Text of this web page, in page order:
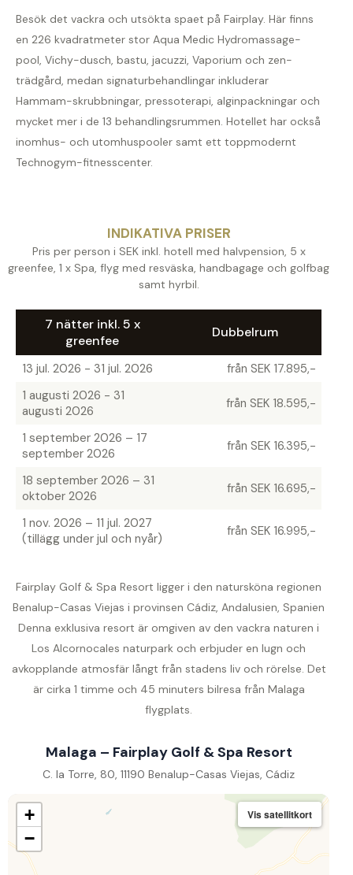
Besök det vackra och utsökta spaet på Fairplay. Här finns
en 226 kvadratmeter stor Aqua Medic Hydromassage-
pool, Vichy-dusch, bastu, jacuzzi, Vaporium och zen-
trädgård, medan signaturbehandlingar inkluderar
Hammam-skrubbningar, pressoterapi, alginpackningar och
mycket mer i de 13 behandlingsrummen. Hotellet har också
inomhus- och utomhuspooler samt ett toppmodernt
Technogym-fitnesscenter.
INDIKATIVA PRISER
Pris per person i SEK inkl. hotell med halvpension, 5 x
greenfee, 1 x Spa, flyg med resväska, handbagage och golfbag
samt hyrbil.
7 nätter inkl. 5 x
greenfee
Dubbelrum
13 jul. 2026 - 31 jul. 2026
från SEK 17.895,-
1 augusti 2026 - 31
augusti 2026
från SEK 18.595,-
1 september 2026 – 17
september 2026
från SEK 16.395,-
18 september 2026 – 31
oktober 2026
från SEK 16.695,-
1 nov. 2026 – 11 jul. 2027
(tillägg under jul och nyår)
från SEK 16.995,-
Fairplay Golf & Spa Resort ligger i den natursköna regionen
Benalup-Casas Viejas i provinsen Cádiz, Andalusien, Spanien
Denna exklusiva resort är omgiven av den vackra naturen i
Los Alcornocales naturpark och erbjuder en lugn och
avkopplande atmosfär långt från stadens liv och rörelse. Det
är cirka 1 timme och 45 minuters bilresa från Malaga
flygplats.
Malaga – Fairplay Golf & Spa Resort
C. la Torre, 80, 11190 Benalup-Casas Viejas, Cádiz
+
−
Vis satellitkort